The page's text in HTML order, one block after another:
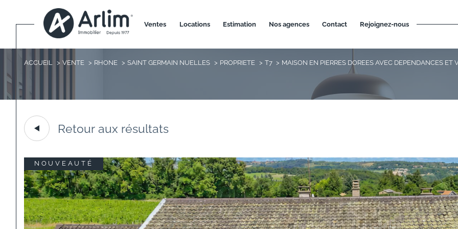
ventes locations estimation nos agences contact rejoignez-nous
ACCUEIL VENTE RHONE SAINT GERMAIN NUELLES PROPRIETE T7 MAISON EN PIERRES DOREES AVEC DEPENDANCES ET
Retour aux résultats
NOUVEAUTÉ